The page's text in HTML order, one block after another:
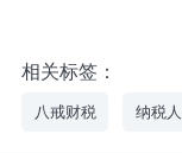
相关标签：
八戒财税 纳税